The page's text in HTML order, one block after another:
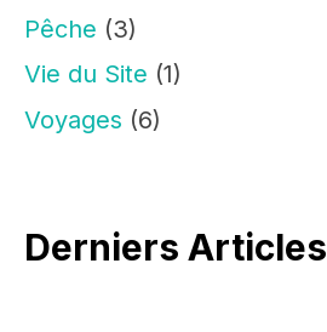
Pêche (3)
Vie du Site (1)
Voyages (6)
Derniers Articles